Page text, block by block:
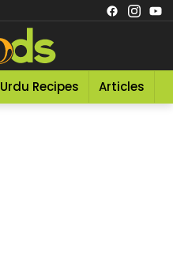
Urdu Recipes Articles